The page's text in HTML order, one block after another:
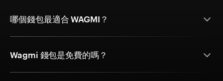
哪個錢包最適合 WAGMI？
Wagmi 錢包是免費的嗎？